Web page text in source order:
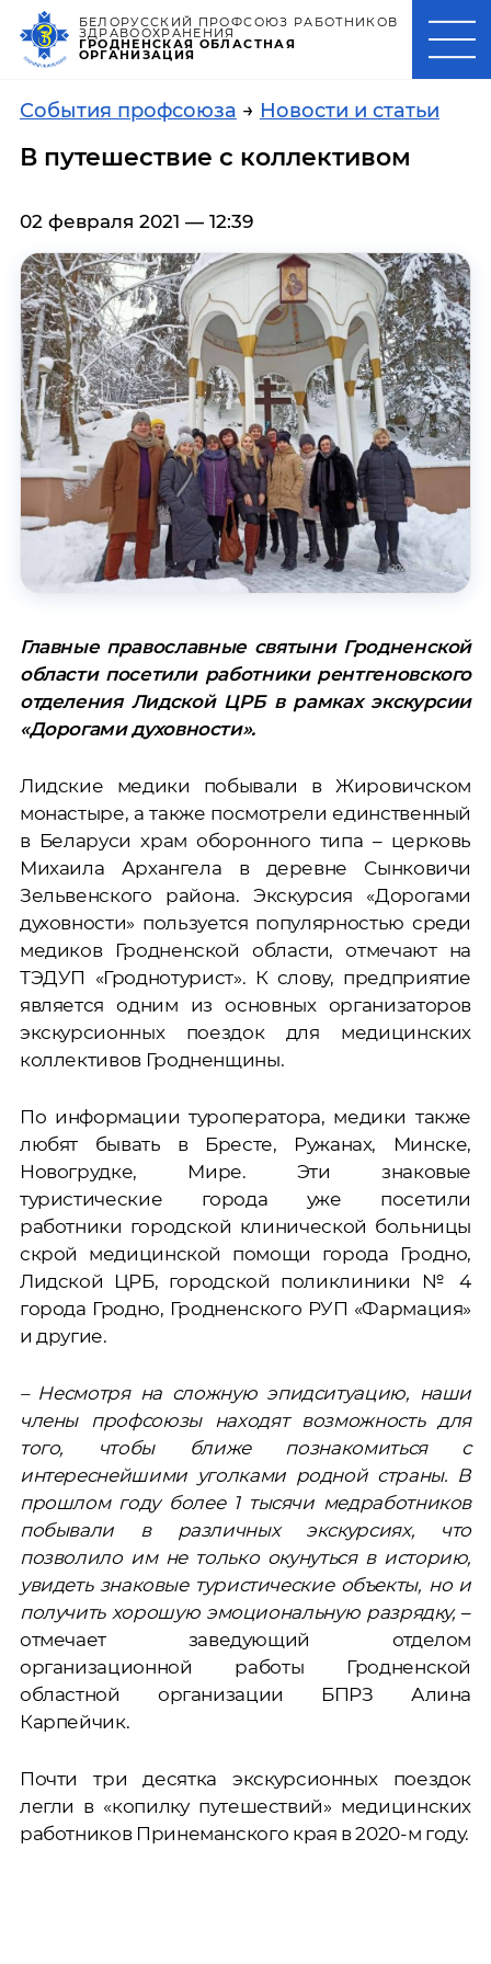
БЕЛОРУССКИЙ ПРОФСОЮЗ РАБОТНИКОВ
ЗДРАВООХРАНЕНИЯ
ГРОДНЕНСКАЯ ОБЛАСТНАЯ
ОРГАНИЗАЦИЯ
События профсоюза → Новости и статьи
В путешествие с коллективом
02 февраля 2021 — 12:39
Главные православные святыни Гродненской
области посетили работники рентгеновского
отделения Лидской ЦРБ в рамках экскурсии
«Дорогами духовности».
Лидские медики побывали в Жировичском
монастыре, а также посмотрели единственный
в Беларуси храм оборонного типа – церковь
Михаила Архангела в деревне Сынковичи
Зельвенского района. Экскурсия «Дорогами
духовности» пользуется популярностью среди
медиков Гродненской области, отмечают на
ТЭДУП «Гроднотурист». К слову, предприятие
является одним из основных организаторов
экскурсионных поездок для медицинских
коллективов Гродненщины.
По информации туроператора, медики также
любят бывать в Бресте, Ружанах, Минске,
Новогрудке, Мире. Эти знаковые
туристические города уже посетили
работники городской клинической больницы
скрой медицинской помощи города Гродно,
Лидской ЦРБ, городской поликлиники № 4
города Гродно, Гродненского РУП «Фармация»
и другие.
– Несмотря на сложную эпидситуацию, наши
члены профсоюзы находят возможность для
того, чтобы ближе познакомиться с
интереснейшими уголками родной страны. В
прошлом году более 1 тысячи медработников
побывали в различных экскурсиях, что
позволило им не только окунуться в историю,
увидеть знаковые туристические объекты, но и
получить хорошую эмоциональную разрядку,–
отмечает заведующий отделом
организационной работы Гродненской
областной организации БПРЗ Алина
Карпейчик.
Почти три десятка экскурсионных поездок
легли в «копилку путешествий» медицинских
работников Принеманского края в 2020-м году.